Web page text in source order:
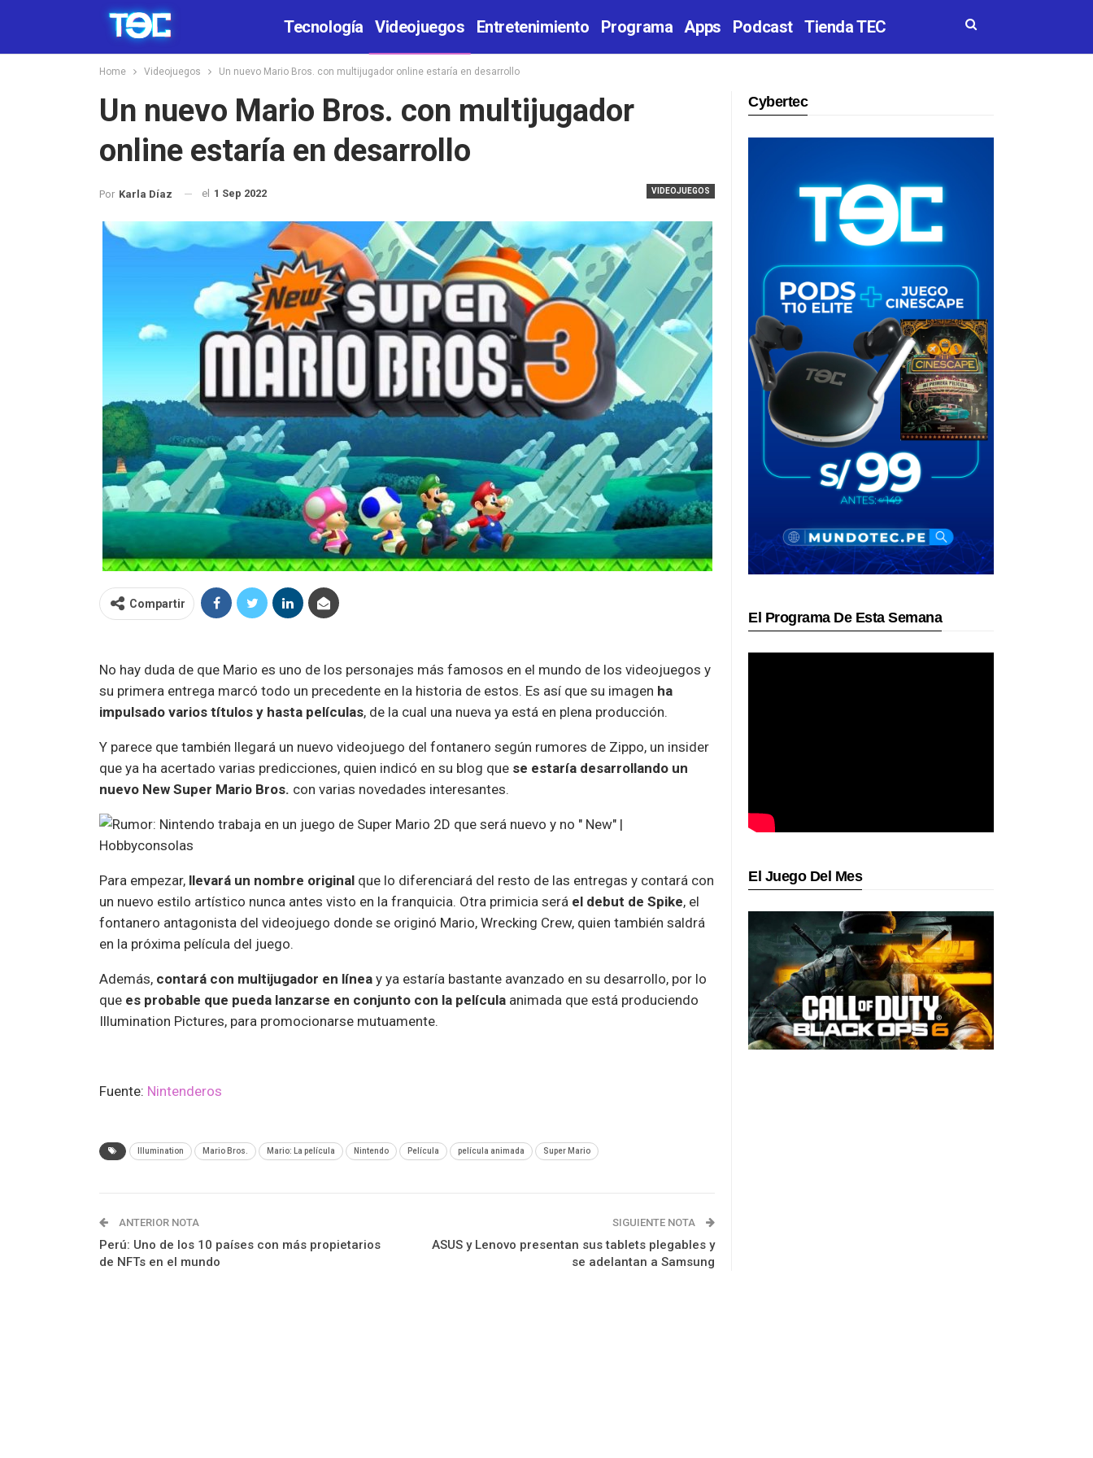
Tecnología Videojuegos Entretenimiento Programa Apps Podcast Tienda TEC
Home Videojuegos Un nuevo Mario Bros. con multijugador online estaría en desarrollo
Un nuevo Mario Bros. con multijugador
online estaría en desarrollo
VIDEOJUEGOS
Por Karla Díaz el 1 Sep 2022
Compartir
No hay duda de que Mario es uno de los personajes más famosos en el mundo de los videojuegos y
su primera entrega marcó todo un precedente en la historia de estos. Es así que su imagen ha
impulsado varios títulos y hasta películas, de la cual una nueva ya está en plena producción.
Y parece que también llegará un nuevo videojuego del fontanero según rumores de Zippo, un insider
que ya ha acertado varias predicciones, quien indicó en su blog que se estaría desarrollando un
nuevo New Super Mario Bros. con varias novedades interesantes.
Para empezar, llevará un nombre original que lo diferenciará del resto de las entregas y contará con
un nuevo estilo artístico nunca antes visto en la franquicia. Otra primicia será el debut de Spike, el
fontanero antagonista del videojuego donde se originó Mario, Wrecking Crew, quien también saldrá
en la próxima película del juego.
Además, contará con multijugador en línea y ya estaría bastante avanzado en su desarrollo, por lo
que es probable que pueda lanzarse en conjunto con la película animada que está produciendo
Illumination Pictures, para promocionarse mutuamente.
Fuente: Nintenderos
Illumination Mario Bros. Mario: La película Nintendo Película película animada Super Mario
ANTERIOR NOTA
Perú: Uno de los 10 países con más propietarios
de NFTs en el mundo
SIGUIENTE NOTA
ASUS y Lenovo presentan sus tablets plegables y
se adelantan a Samsung
Cybertec
El Programa De Esta Semana
El Juego Del Mes